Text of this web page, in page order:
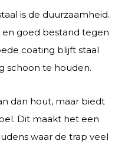
is de duurzaamheid.
en goed bestand tegen
coating blijft staal
schoon te houden.
dan hout, maar biedt
Dit maakt het een
waar de trap veel